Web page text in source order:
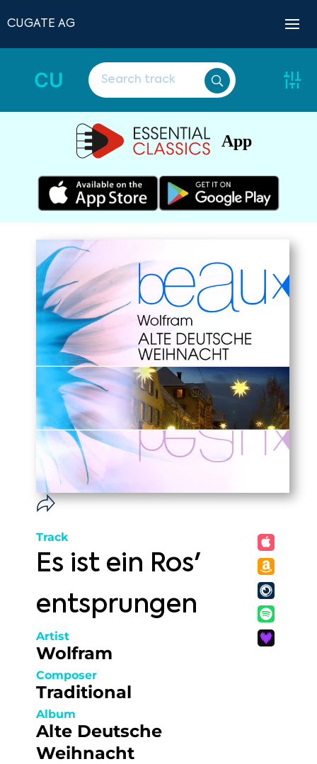
CUGATE AG
CU
App
Track
Es ist ein Ros'
entsprungen
Artist
Wolfram
Composer
Traditional
Album
Alte Deutsche
Weihnacht